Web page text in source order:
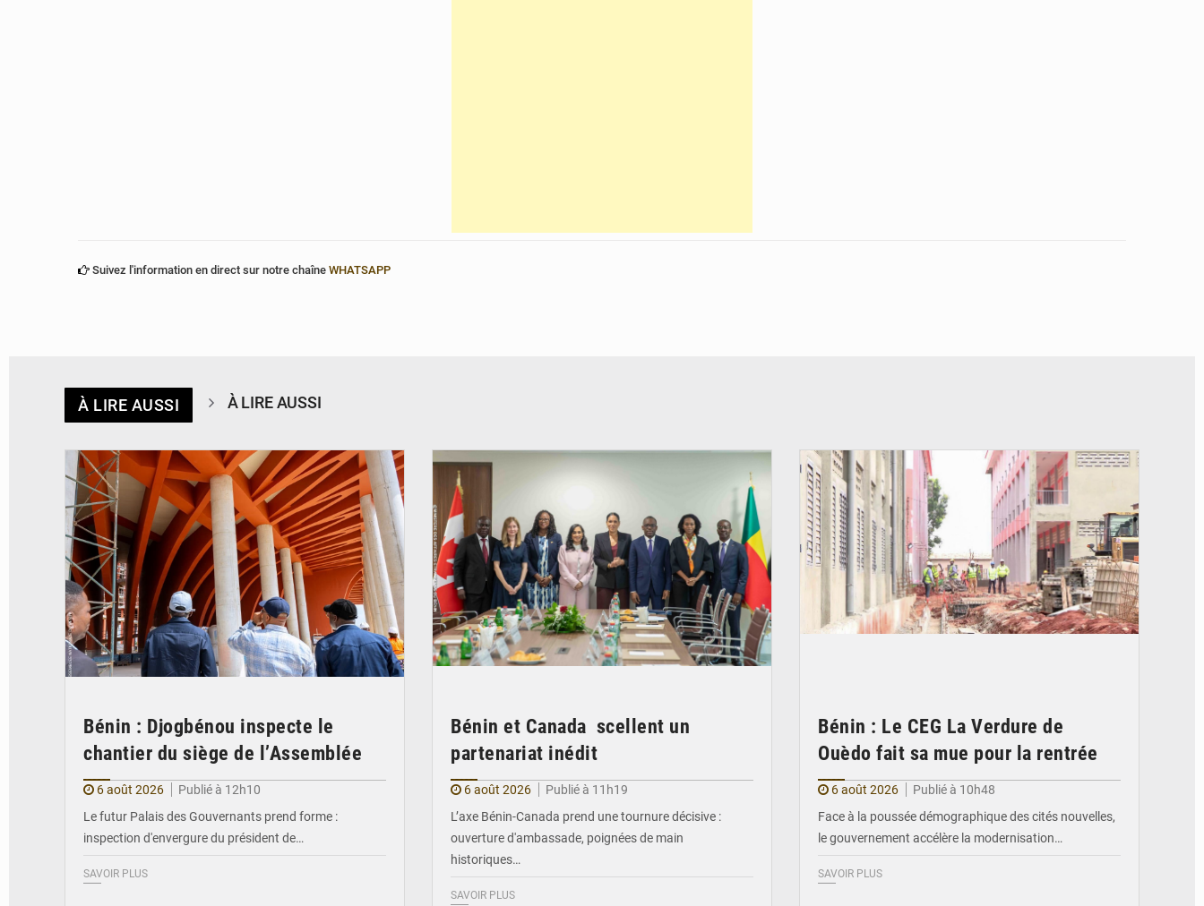
Suivez l'information en direct sur notre chaîne WHATSAPP
À LIRE AUSSI À LIRE AUSSI
Bénin : Djogbénou inspecte le
chantier du siège de l’Assemblée
6 août 2026
Publié à 12h10
Le futur Palais des Gouvernants prend forme :
inspection d'envergure du président de…
SAVOIR PLUS
Bénin et Canada scellent un
partenariat inédit
6 août 2026
Publié à 11h19
L’axe Bénin-Canada prend une tournure décisive :
ouverture d'ambassade, poignées de main
historiques…
SAVOIR PLUS
Bénin : Le CEG La Verdure de
Ouèdo fait sa mue pour la rentrée
6 août 2026
Publié à 10h48
Face à la poussée démographique des cités nouvelles,
le gouvernement accélère la modernisation…
SAVOIR PLUS